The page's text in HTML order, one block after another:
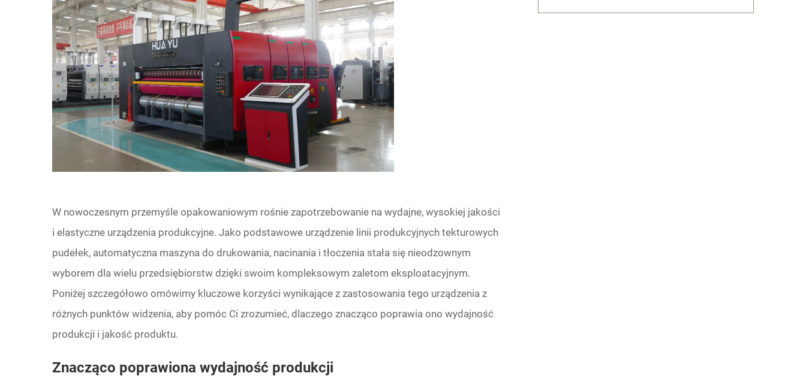
W nowoczesnym przemyśle opakowaniowym rośnie zapotrzebowanie na wydajne, wysokiej jakości
i elastyczne urządzenia produkcyjne. Jako podstawowe urządzenie linii produkcyjnych tekturowych
pudełek, automatyczna maszyna do drukowania, nacinania i tłoczenia stała się nieodzownym
wyborem dla wielu przedsiębiorstw dzięki swoim kompleksowym zaletom eksploatacyjnym.
Poniżej szczegółowo omówimy kluczowe korzyści wynikające z zastosowania tego urządzenia z
różnych punktów widzenia, aby pomóc Ci zrozumieć, dlaczego znacząco poprawia ono wydajność
produkcji i jakość produktu.
Znacząco poprawiona wydajność produkcji